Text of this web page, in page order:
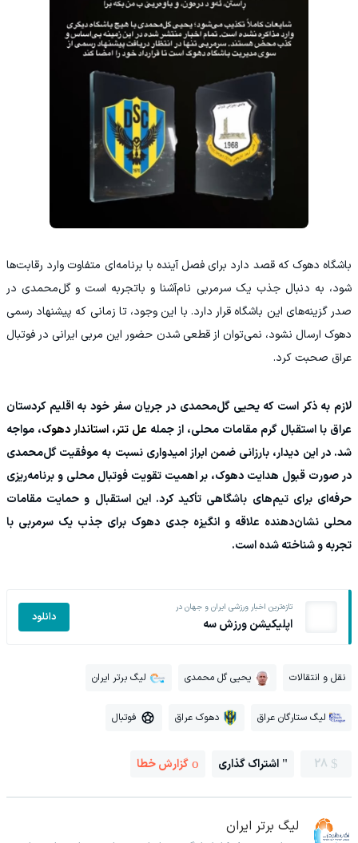
باشگاه دهوک که قصد دارد برای فصل آینده با برنامه‌ای متفاوت وارد رقابت‌ها
شود، به دنبال جذب یک سرمربی نام‌آشنا و باتجربه است و گل‌محمدی در
صدر گزینه‌های این باشگاه قرار دارد. با این وجود، تا زمانی که پیشنهاد رسمی
دهوک ارسال نشود، نمی‌توان از قطعی شدن حضور این مربی ایرانی در فوتبال
عراق صحبت کرد.
لازم به ذکر است که یحیی گل‌محمدی در جریان سفر خود به اقلیم کردستان
عراق با استقبال گرم مقامات محلی، از جمله عل تتر، استاندار دهوک، مواجه
شد. در این دیدار، بارزانی ضمن ابراز امیدواری نسبت به موفقیت گل‌محمدی
در صورت قبول هدایت دهوک، بر اهمیت تقویت فوتبال محلی و برنامه‌ریزی
حرفه‌ای برای تیم‌های باشگاهی تأکید کرد. این استقبال و حمایت مقامات
محلی نشان‌دهنده علاقه و انگیزه جدی دهوک برای جذب یک سرمربی با
تجربه و شناخته شده است.
تازه‌ترین اخبار ورزشی ایران و جهان در
اپلیکیشن ورزش سه دانلود
نقل و انتقالات یحیی گل محمدی لیگ برتر ایران
لیگ ستارگان عراق دهوک عراق فوتبال
28 اشتراک گذاری گزارش خطا
لیگ برتر ایران